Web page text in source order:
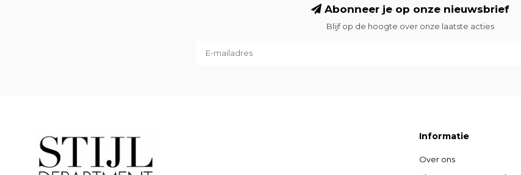
Abonneer je op onze nieuwsbrief
Blijf op de hoogte over onze laatste acties
Informatie
Over ons